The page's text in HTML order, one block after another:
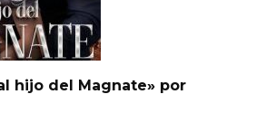
hijo del Magnate» por